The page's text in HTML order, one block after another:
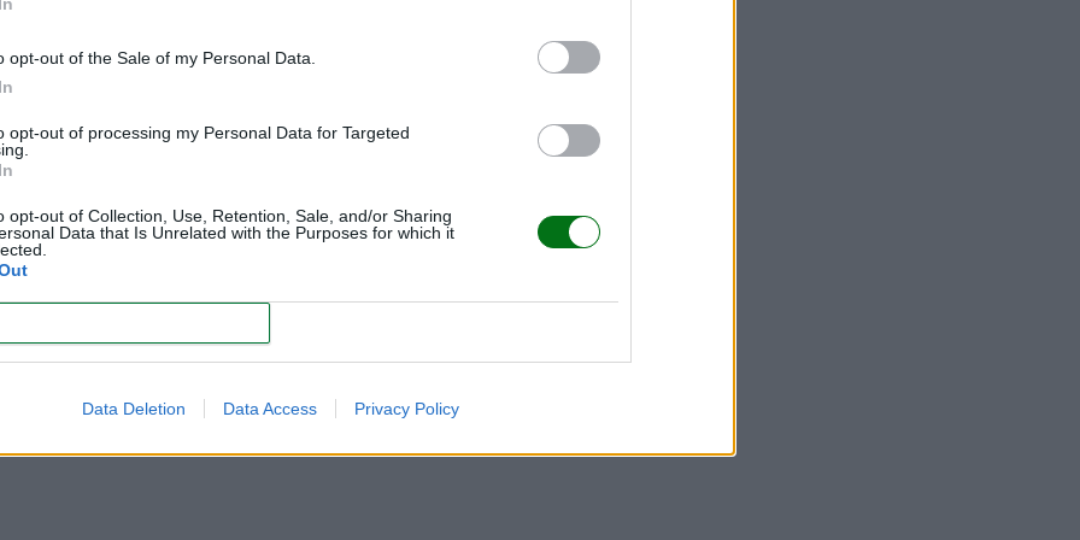
opt-out of the Sale of my Personal Data.
opt-out of processing my Personal Data for Targeted
opt-out of Collection, Use, Retention, Sale, and/or Sharing
Data that Is Unrelated with the Purposes for which it
Data Deletion Data Access Privacy Policy
lugares masificados,
puesto que son los que más padecen y transmiten la enfermedad.
sistemáticas de los niños, la cobertura no es total.
contra la rubéola, puede hacerlo, puesto que
el virus inyectado a través
de vitamina C y otros productos antioxidantes, como son los
del sistema inmunológico de la mujer, aumentando las defensas